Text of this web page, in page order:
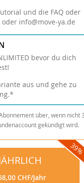
und die FAQ oder
oder info@move-ya.de
bevor du dich
aus und gehe zu
über, wenn nicht
gekündigt wird.
39
CHF Jahr